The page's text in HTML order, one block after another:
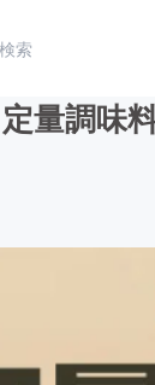
・ガジェット
定量調味